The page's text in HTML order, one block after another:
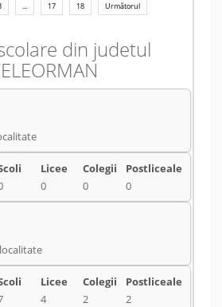
... 17 18 Următorul
din judetul
0 0 0
4 2 2